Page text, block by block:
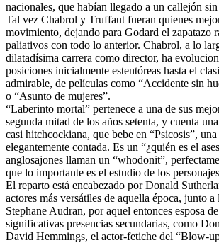
nacionales, que habían llegado a un callejón
Tal vez Chabrol y Truffaut fueran quienes
movimiento, dejando para Godard el zapatazo
paliativos con todo lo anterior. Chabrol, a lo
dilatadísima carrera como director, ha
posiciones inicialmente estentóreas hasta el
admirable, de películas como “Accidente sin
o “Asunto de mujeres”.
“Laberinto mortal” pertenece a una de sus
segunda mitad de los años setenta, y cuenta
casi hitchcockiana, que bebe en “Psicosis”,
elegantemente contada. Es un “¿quién es el
anglosajones llaman un “whodonit”,
que lo importante es el estudio de los
El reparto está encabezado por Donald
actores más versátiles de aquella época, junto
Stephane Audran, por aquel entonces esposa
significativas presencias secundarias, como
David Hemmings, el actor-fetiche del “Blow-